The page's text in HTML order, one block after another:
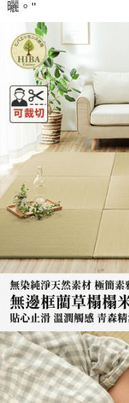
曬。"